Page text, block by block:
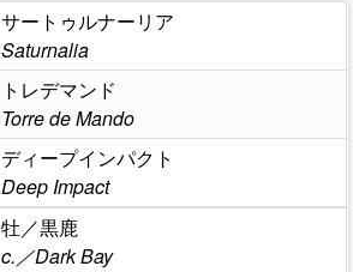
サートゥルナーリア
Saturnalia
トレデマンド
Torre de Mando
ディープインパクト
Deep Impact
牡／黒鹿
c.／Dark Bay